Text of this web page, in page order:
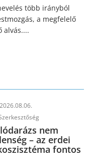
több irányból
a megfelelő
alvás....
2026.08.06.
nem
– az erdei
fontos